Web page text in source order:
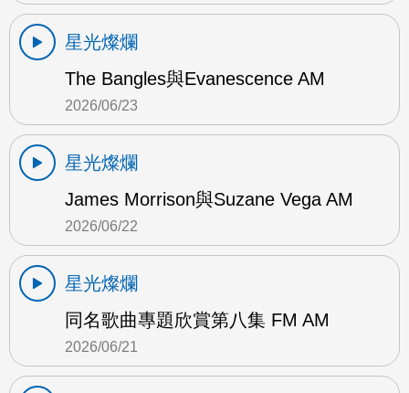
星光燦爛
The Bangles與Evanescence AM
2026/06/23
星光燦爛
James Morrison與Suzane Vega AM
2026/06/22
星光燦爛
同名歌曲專題欣賞第八集 FM AM
2026/06/21